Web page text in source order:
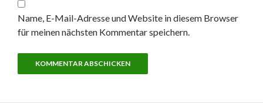
Name, E-Mail-Adresse und Website in diesem Browser
für meinen nächsten Kommentar speichern.